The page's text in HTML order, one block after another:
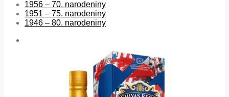
1956 – 70. narodeniny
1951 – 75. narodeniny
1946 – 80. narodeniny